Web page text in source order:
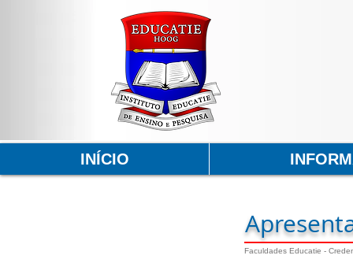
Faculdades Educatie -
INÍCIO